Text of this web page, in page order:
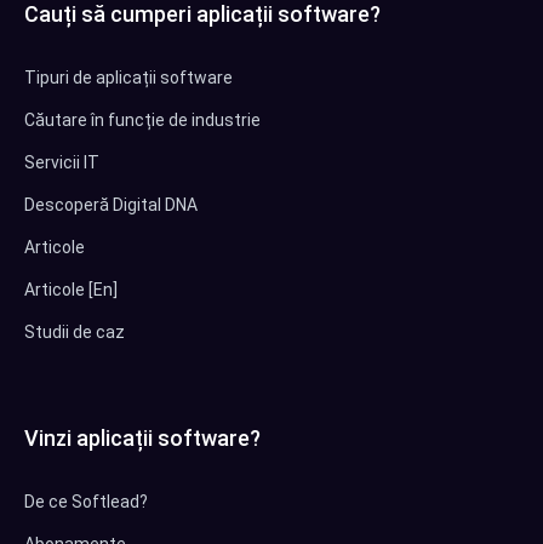
Cauți să cumperi aplicații software?
Tipuri de aplicații software
Căutare în funcție de industrie
Servicii IT
Descoperă Digital DNA
Articole
Articole [En]
Studii de caz
Vinzi aplicații software?
De ce Softlead?